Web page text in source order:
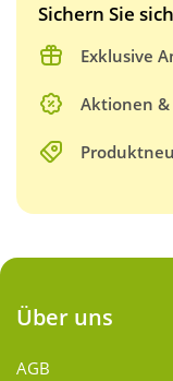
Sichern Sie
Exklusive
Aktionen &
Über uns
AGB